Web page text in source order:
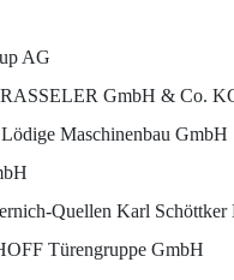
AG
GmbH & Co.
Maschinenbau GmbH
Quellen Karl Schöttker
Türengruppe GmbH